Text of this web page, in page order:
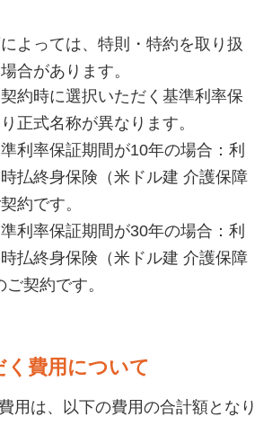
よっては、特則・特約を取り扱
合があります。
約時に選択いただく基準利率保
正式名称が異なります。
利率保証期間が10年の場合：利
払終身保険（米ドル建 介護保障
約です。
利率保証期間が30年の場合：利
払終身保険（米ドル建 介護保障
契約です。
く費用について
用は、以下の費用の合計額となり